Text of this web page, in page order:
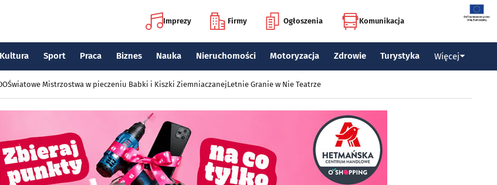
Imprezy Firmy Ogłoszenia Komunikacja
Kultura Sport Praca Biznes Nauka Nieruchomości Motoryzacja Zdrowie Turystyka Więcej
Światowe Mistrzostwa w pieczeniu Babki i Kiszki ZiemniaczanejLetnie Granie w Nie Teatrze